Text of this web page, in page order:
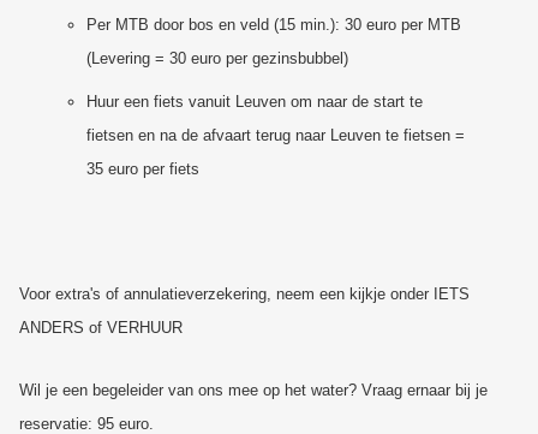
Per MTB door bos en veld (15 min.): 30 euro per MTB
(Levering = 30 euro per gezinsbubbel)
Huur een fiets vanuit Leuven om naar de start te
fietsen en na de afvaart terug naar Leuven te fietsen =
35 euro per fiets
Voor extra's of annulatieverzekering, neem een kijkje onder IETS
ANDERS of VERHUUR
Wil je een begeleider van ons mee op het water? Vraag ernaar bij je
reservatie: 95 euro.